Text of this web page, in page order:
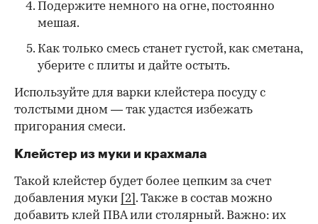
Подержите немного на огне, постоянно
мешая.
Как только смесь станет густой, как сметана,
уберите с плиты и дайте остыть.
Используйте для варки клейстера посуду с
толстыми дном — так удастся избежать
пригорания смеси.
Клейстер из муки и крахмала
Такой клейстер будет более цепким за счет
добавления муки [2] . Также в состав можно
добавить клей ПВА или столярный. Важно: их